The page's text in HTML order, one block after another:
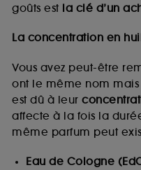
goûts est la clé d’un
La concentration en
Vous avez peut-être
ont le même nom mais
est dû à leur
affecte à la fois la
même parfum peut
Eau de Cologne